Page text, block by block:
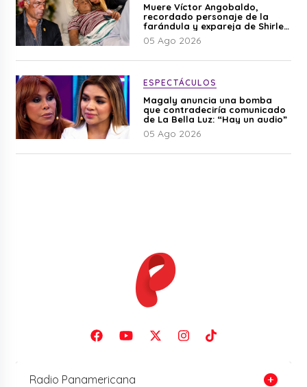
Muere Víctor Angobaldo,
recordado personaje de la
farándula y expareja de Shirley
Cherres
05 Ago 2026
ESPECTÁCULOS
Magaly anuncia una bomba
que contradeciría comunicado
de La Bella Luz: “Hay un audio”
05 Ago 2026
Radio Panamericana